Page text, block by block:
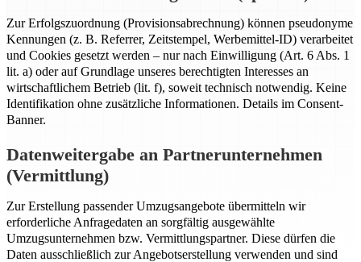
Zur Erfolgszuordnung (Provisionsabrechnung) können pseudonyme
Kennungen (z. B. Referrer, Zeitstempel, Werbemittel-ID) verarbeitet
und Cookies gesetzt werden – nur nach Einwilligung (Art. 6 Abs. 1
lit. a) oder auf Grundlage unseres berechtigten Interesses an
wirtschaftlichem Betrieb (lit. f), soweit technisch notwendig. Keine
Identifikation ohne zusätzliche Informationen. Details im Consent-
Banner.
Datenweitergabe an Partnerunternehmen
(Vermittlung)
Zur Erstellung passender Umzugsangebote übermitteln wir
erforderliche Anfragedaten an sorgfältig ausgewählte
Umzugsunternehmen bzw. Vermittlungspartner. Diese dürfen die
Daten ausschließlich zur Angebotserstellung verwenden und sind